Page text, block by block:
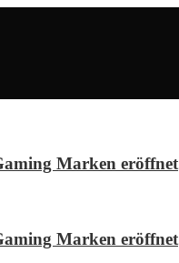
Marken eröffnet
Marken eröffnet